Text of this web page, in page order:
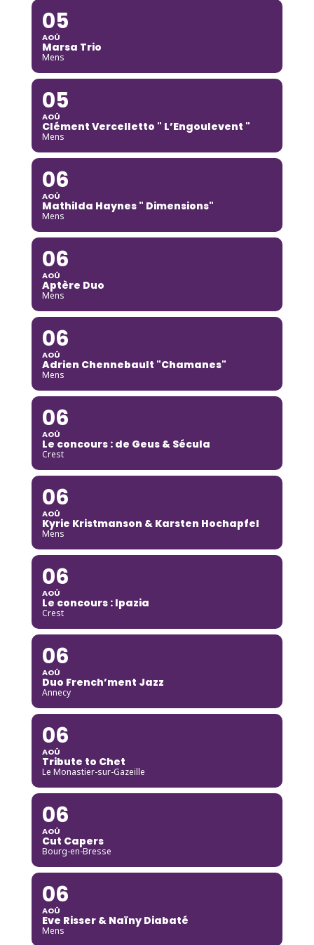
05
AOÛ
Marsa Trio
Mens
05
AOÛ
Clément Vercelletto " L’Engoulevent "
Mens
06
AOÛ
Mathilda Haynes " Dimensions"
Mens
06
AOÛ
Aptère Duo
Mens
06
AOÛ
Adrien Chennebault "Chamanes"
Mens
06
AOÛ
Le concours : de Geus & Sécula
Crest
06
AOÛ
Kyrie Kristmanson & Karsten Hochapfel
Mens
06
AOÛ
Le concours : Ipazia
Crest
06
AOÛ
Duo French’ment Jazz
Annecy
06
AOÛ
Tribute to Chet
Le Monastier-sur-Gazeille
06
AOÛ
Cut Capers
Bourg-en-Bresse
06
AOÛ
Eve Risser & Naïny Diabaté
Mens